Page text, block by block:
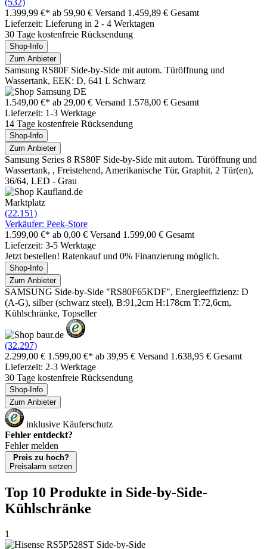
(532)
1.399,99 €* ab 59,90 € Versand 1.459,89 € Gesamt
Lieferzeit: Lieferung in 2 - 4 Werktagen
30 Tage kostenfreie Rücksendung
Shop-Info
Zum Anbieter
Samsung RS80F Side-by-Side mit autom. Türöffnung und
Wassertank, EEK: D, 641 L Schwarz
1.549,00 €* ab 29,00 € Versand 1.578,00 € Gesamt
Lieferzeit: 1-3 Werktage
14 Tage kostenfreie Rücksendung
Shop-Info
Zum Anbieter
Samsung Series 8 RS80F Side-by-Side mit autom. Türöffnung und
Wassertank, , Freistehend, Amerikanische Tür, Graphit, 2 Tür(en),
36/64, LED - Grau
Marktplatz
(22.151)
Verkäufer: Peek-Store
1.599,00 €* ab 0,00 € Versand 1.599,00 € Gesamt
Lieferzeit: 3-5 Werktage
Jetzt bestellen! Ratenkauf und 0% Finanzierung möglich.
Shop-Info
Zum Anbieter
SAMSUNG Side-by-Side "RS80F65KDF", Energieeffizienz: D
(A-G), silber (schwarz steel), B:91,2cm H:178cm T:72,6cm,
Kühlschränke, Topseller
(32.297)
2.299,00 € 1.599,00 €* ab 39,95 € Versand 1.638,95 € Gesamt
Lieferzeit: 2-3 Werktage
30 Tage kostenfreie Rücksendung
Shop-Info
Zum Anbieter
inklusive Käuferschutz
Fehler entdeckt?
Fehler melden
Preis zu hoch?
Preisalarm setzen
Top 10 Produkte in Side-by-Side-
Kühlschränke
1